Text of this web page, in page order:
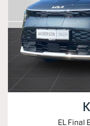
EL Final